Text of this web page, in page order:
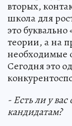
вторых,
школа для
это
теории, а на
необходимые
Сегодня это
- Есть ли у
кандидатам?